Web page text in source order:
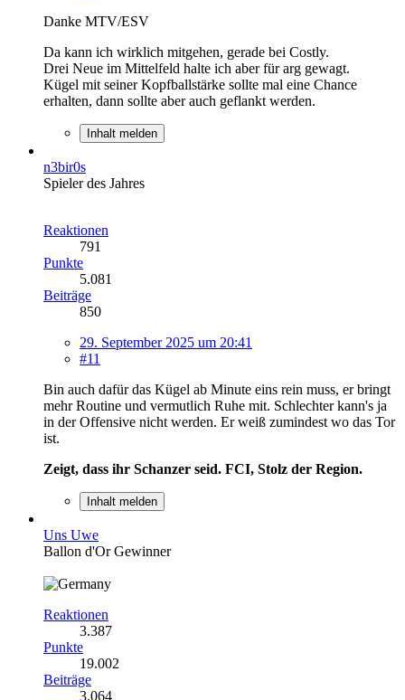
Danke MTV/ESV
Da kann ich wirklich mitgehen, gerade bei Costly.
Drei Neue im Mittelfeld halte ich aber für arg gewagt.
Kügel mit seiner Kopfballstärke sollte mal eine Chance
erhalten, dann sollte aber auch geflankt werden.
Inhalt melden
n3bir0s
Spieler des Jahres
Reaktionen
791
Punkte
5.081
Beiträge
850
29. September 2025 um 20:41
#11
Bin auch dafür das Kügel ab Minute eins rein muss, er bringt
mehr Routine und vermutlich Ruhe mit. Schlechter kann's ja
in der Offensive nicht werden. Er weiß zumindest wo das Tor
ist.
Zeigt, dass ihr Schanzer seid. FCI, Stolz der Region.
Inhalt melden
Uns Uwe
Ballon d'Or Gewinner
Reaktionen
3.387
Punkte
19.002
Beiträge
3.064